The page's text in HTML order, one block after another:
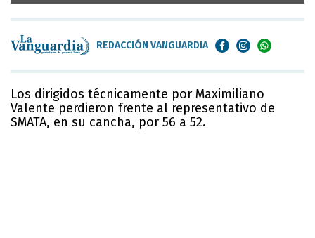
REDACCIÓN VANGUARDIA
Los dirigidos técnicamente por Maximiliano
Valente perdieron frente al representativo de
SMATA, en su cancha, por 56 a 52.